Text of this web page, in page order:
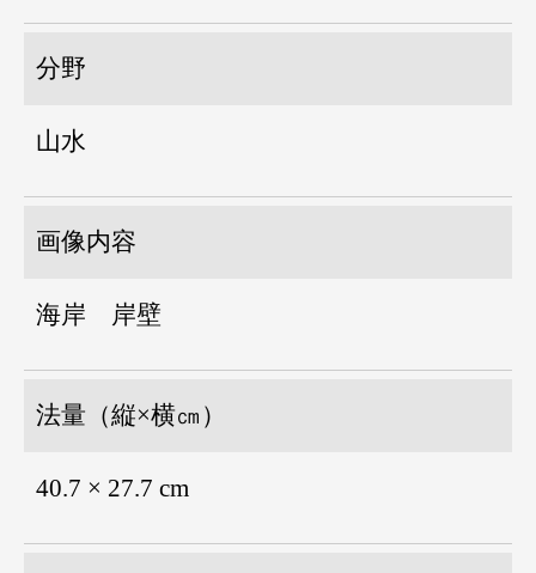
分野
山水
画像内容
海岸 岸壁
法量（縦×横㎝）
40.7 × 27.7 cm